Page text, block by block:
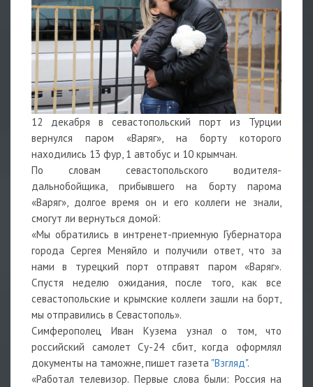
12 декабря в севастопольский порт из Турции
вернулся паром «Варяг», на борту которого
находились 13 фур, 1 автобус и 10 крымчан.
По словам севастопольского водителя-
дальнобойщика, прибывшего на борту парома
«Варяг», долгое время он и его коллеги не знали,
смогут ли вернуться домой:
«Мы обратились в интренет-приемную Губернатора
города Сергея Меняйло и получили ответ, что за
нами в турецкий порт отправят паром «Варяг».
Спустя неделю ожидания, после того, как все
севастопольские и крымские коллеги зашли на борт,
мы отправились в Севастополь».
Симферополец Иван Кузема узнал о том, что
российский самолет Су-24 сбит, когда оформлял
документы на таможне, пишет газета "Взгляд".
«Работал телевизор. Первые слова были: Россия на